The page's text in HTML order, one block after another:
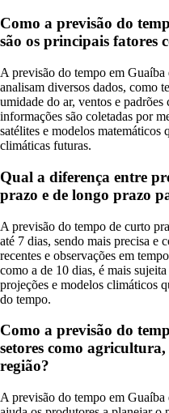
Como a previsão do
são os principais fatores
A previsão do tempo em
analisam diversos dados, como
umidade do ar, ventos e
informações são coletadas por
satélites e modelos matemáticos
climáticas futuras.
Qual a diferença entre
prazo e de longo prazo
A previsão do tempo de curto
até 7 dias, sendo mais precisa e
recentes e observações em
como a de 10 dias, é mais
projeções e modelos climáticos
do tempo.
Como a previsão do
setores como
região?
A previsão do tempo em